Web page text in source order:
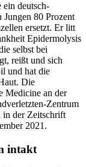
deutsch-
Jungen 80 Prozent
ersetzt. Er litt
Epidermolysis
selbst bei
reißt und sich
und hat die
Die
Medicine an der
Zentrum
der Zeitschrift
2021.
intakt